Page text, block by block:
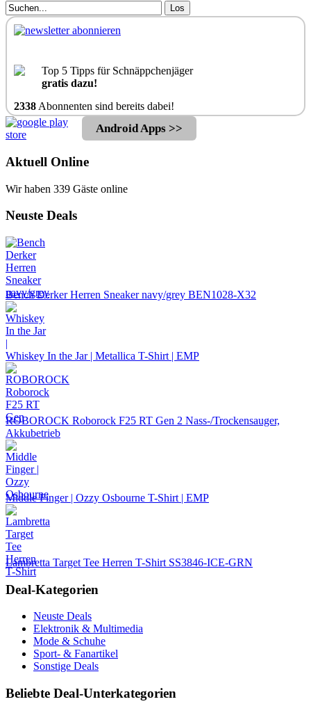
Los
Top 5 Tipps für Schnäppchenjäger
gratis dazu!
2338 Abonnenten sind bereits dabei!
Android Apps >>
Aktuell Online
Wir haben 339 Gäste online
Neuste Deals
Bench Derker Herren Sneaker navy/grey BEN1028-X32
Whiskey In the Jar | Metallica T-Shirt | EMP
ROBOROCK Roborock F25 RT Gen 2 Nass-/Trockensauger,
Akkubetrieb
Middle Finger | Ozzy Osbourne T-Shirt | EMP
Lambretta Target Tee Herren T-Shirt SS3846-ICE-GRN
Deal-Kategorien
Neuste Deals
Elektronik & Multimedia
Mode & Schuhe
Sport- & Fanartikel
Sonstige Deals
Beliebte Deal-Unterkategorien